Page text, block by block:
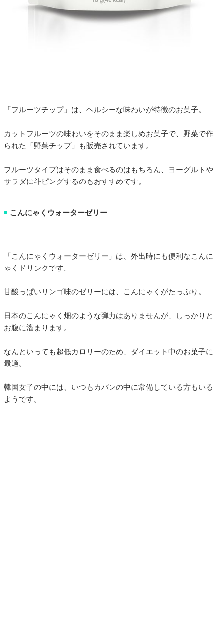
「フルーツチップ」は、ヘルシーな味わいが特徴のお菓子。
カットフルーツの味わいをそのまま楽しめお菓子で、野菜で作
られた「野菜チップ」も販売されています。
フルーツタイプはそのまま食べるのはもちろん、ヨーグルトや
サラダに斗ピングするのもおすすめです。
■ こんにゃくウォーターゼリー
「こんにゃくウォーターゼリー」は、外出時にも便利なこんに
ゃくドリンクです。
甘酸っぱいリンゴ味のゼリーには、こんにゃくがたっぷり。
日本のこんにゃく畑のような弾力はありませんが、しっかりと
お腹に溜まります。
なんといっても超低カロリーのため、ダイエット中のお菓子に
最適。
韓国女子の中には、いつもカバンの中に常備している方もいる
ようです。